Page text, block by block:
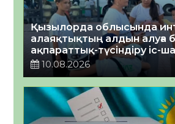
Қызылорда облысында
алаяқтықтың алдын алуға
ақпараттық-түсіндіру іс-
10.08.2026